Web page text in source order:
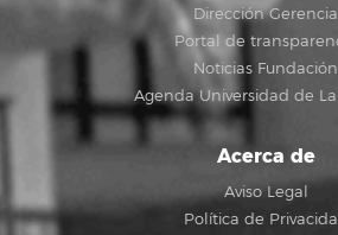
Dirección Gerencia
Portal de
Noticias Fundación
Agenda Universidad de
Acerca de
Aviso Legal
Política de